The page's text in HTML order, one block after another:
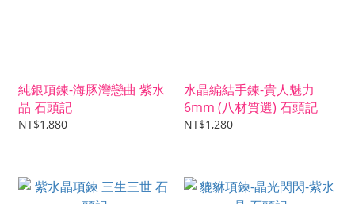
純銀項鍊-海豚灣戀曲 紫水
晶 石頭記
NT$1,880
水晶編結手鍊-貴人魅力
6mm (八材質選) 石頭記
NT$1,280